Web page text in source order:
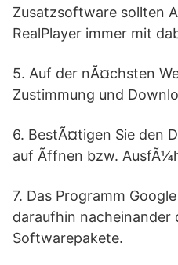
Zusatzsoftware sollten
RealPlayer immer mit
5. Auf der nÃ¤chsten
Zustimmung und
6. BestÃ¤tigen Sie den
auf Ãffnen bzw.
7. Das Programm
daraufhin nacheinander
Softwarepakete.